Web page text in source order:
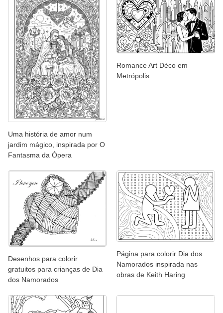
Uma história de amor num
jardim mágico, inspirada por O
Fantasma da Ópera
Romance Art Déco em
Metrópolis
Desenhos para colorir
gratuitos para crianças de Dia
dos Namorados
Página para colorir Dia dos
Namorados inspirada nas
obras de Keith Haring